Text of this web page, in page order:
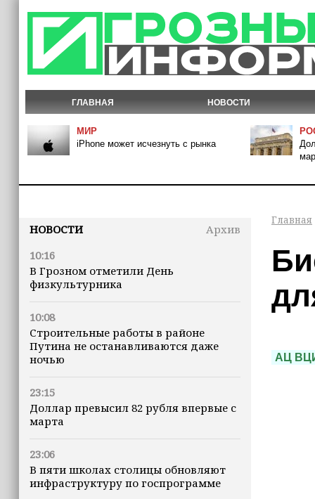
ГЛАВНАЯ НОВОСТИ
МИР
iPhone может исчезнуть с рынка
НОВОСТИ
Архив
10:16
В Грозном отметили День
физкультурника
10:08
Строительные работы в районе
Путина не останавливаются даже
ночью
23:15
Доллар превысил 82 рубля впервые с
марта
23:06
В пяти школах столицы обновляют
инфраструктуру по госпрограмме
Главная
АЦ